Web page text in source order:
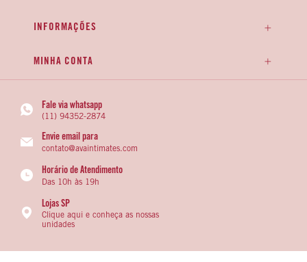
INFORMAÇÕES
MINHA CONTA
Fale via whatsapp
(11) 94352-2874
Envie email para
contato@avaintimates.com
Horário de Atendimento
Das 10h às 19h
Lojas SP
Clique aqui e conheça as nossas
unidades